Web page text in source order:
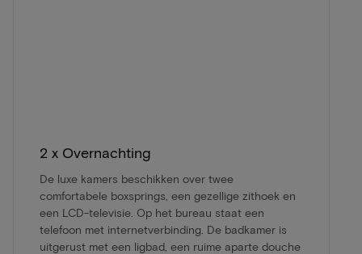
2 x Overnachting
De luxe kamers beschikken over twee
comfortabele boxsprings, een gezellige zithoek en
een LCD-televisie. Op het bureau staat een
telefoon met internetverbinding. De badkamer is
uitgerust met een ligbad, een ruime aparte douche